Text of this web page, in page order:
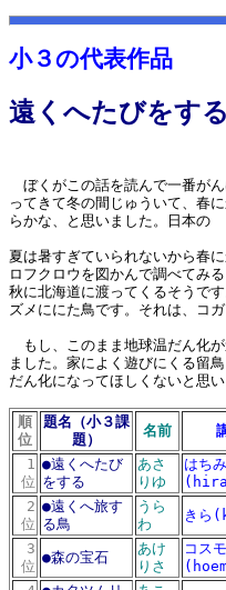
小３の代表作品
遠くへたびをす
ぼくがこの話を読んで一番が
ってきて冬の間じゅういて、春
らかな、と思いました。日本の
夏は暑すぎていられないから春
ロフクロウを図かんで調べてみ
秋に北海道に渡ってくるそうで
ズメににた鳥です。それは、コ
もし、このまま地球温だん化
ました。家によく遊びにくる留
だん化になってほしくないと思い
順
位
題名（小３課
題）
名前
1
位
●遠くへたび
をする
あさ
りゆ
はち
2
位
●遠くへ旅す
る鳥
うら
わ
きら
3
位
●森の宝石
あけ
りさ
コス